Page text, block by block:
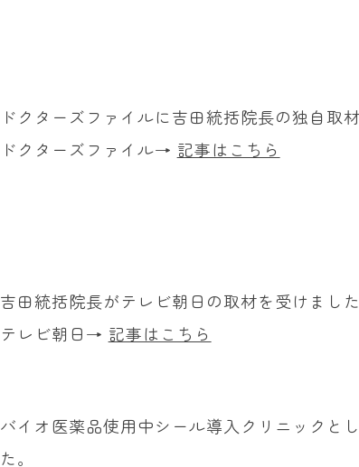
ドクターズファイルに吉田統括院長の独自取
ドクターズファイル→ 記事はこちら
吉田統括院長がテレビ朝日の取材を受けました
テレビ朝日→ 記事はこちら
バイオ医薬品使用中シール導入クリニックと
た。